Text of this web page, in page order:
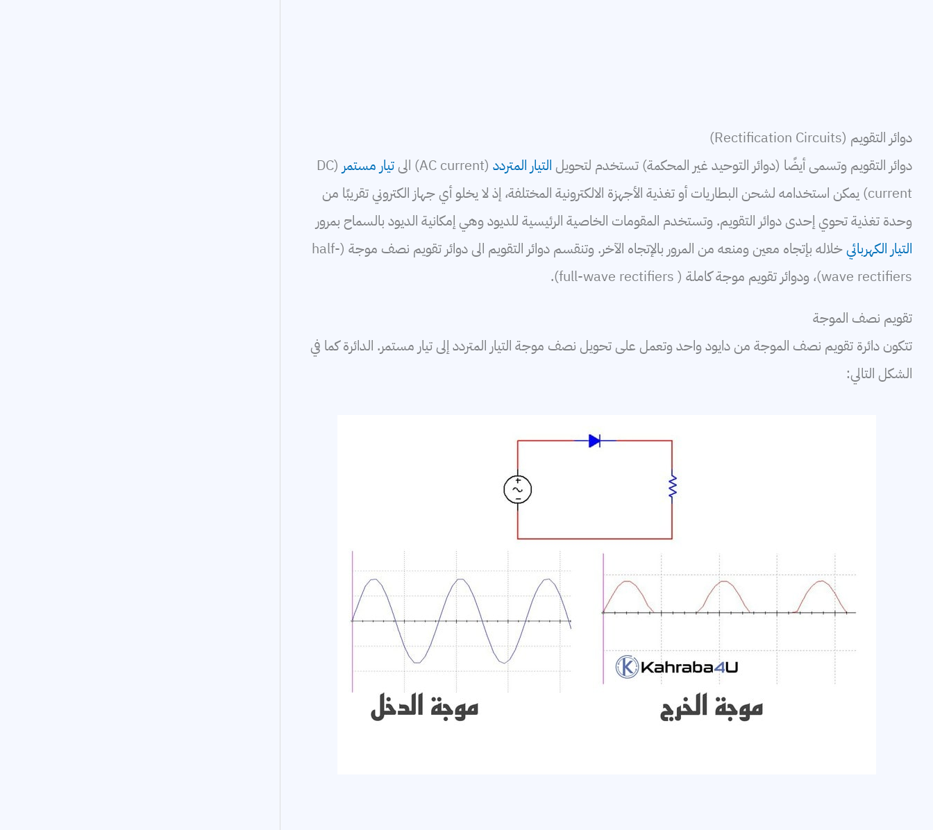
دوائر التقويم (Rectification Circuits)
دوائر التقويم وتسمى أيضًا (دوائر التوحيد غير المحكمة) تستخدم لتحويل التيار المتردد (AC current) الى تيار مستمر (DC
current) يمكن استخدامه لشحن البطاريات أو تغذية الأجهزة الالكترونية المختلفة، إذ لا يخلو أي جهاز الكتروني تقريبًا من
وحدة تغذية تحوي إحدى دوائر التقويم. وتستخدم المقومات الخاصية الرئيسية للديود وهي إمكانية الديود بالسماح بمرور
التيار الكهربائي
خلاله بإتجاه معين ومنعه من المرور بالإتجاه الآخر. وتنقسم دوائر التقويم الى دوائر تقويم نصف موجة (half-
wave rectifiers)، ودوائر تقويم موجة كاملة ( full-wave rectifiers).
تقويم نصف الموجة
تتكون دائرة تقويم نصف الموجة من دايود واحد وتعمل على تحويل نصف موجة التيار المتردد إلى تيار مستمر. الدائرة كما في
الشكل التالي: